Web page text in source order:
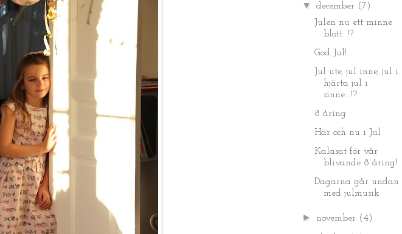
▼december (7)
Julen nu ett minne
blott…!?
God Jul!
Jul ute, jul inne, jul i
hjärta jul i
sinne….!?
8 åring
Här och nu i Jul
Kalasat för vår
blivande 8 åring!
Dagarna går undan
med julmusik
► november (4)